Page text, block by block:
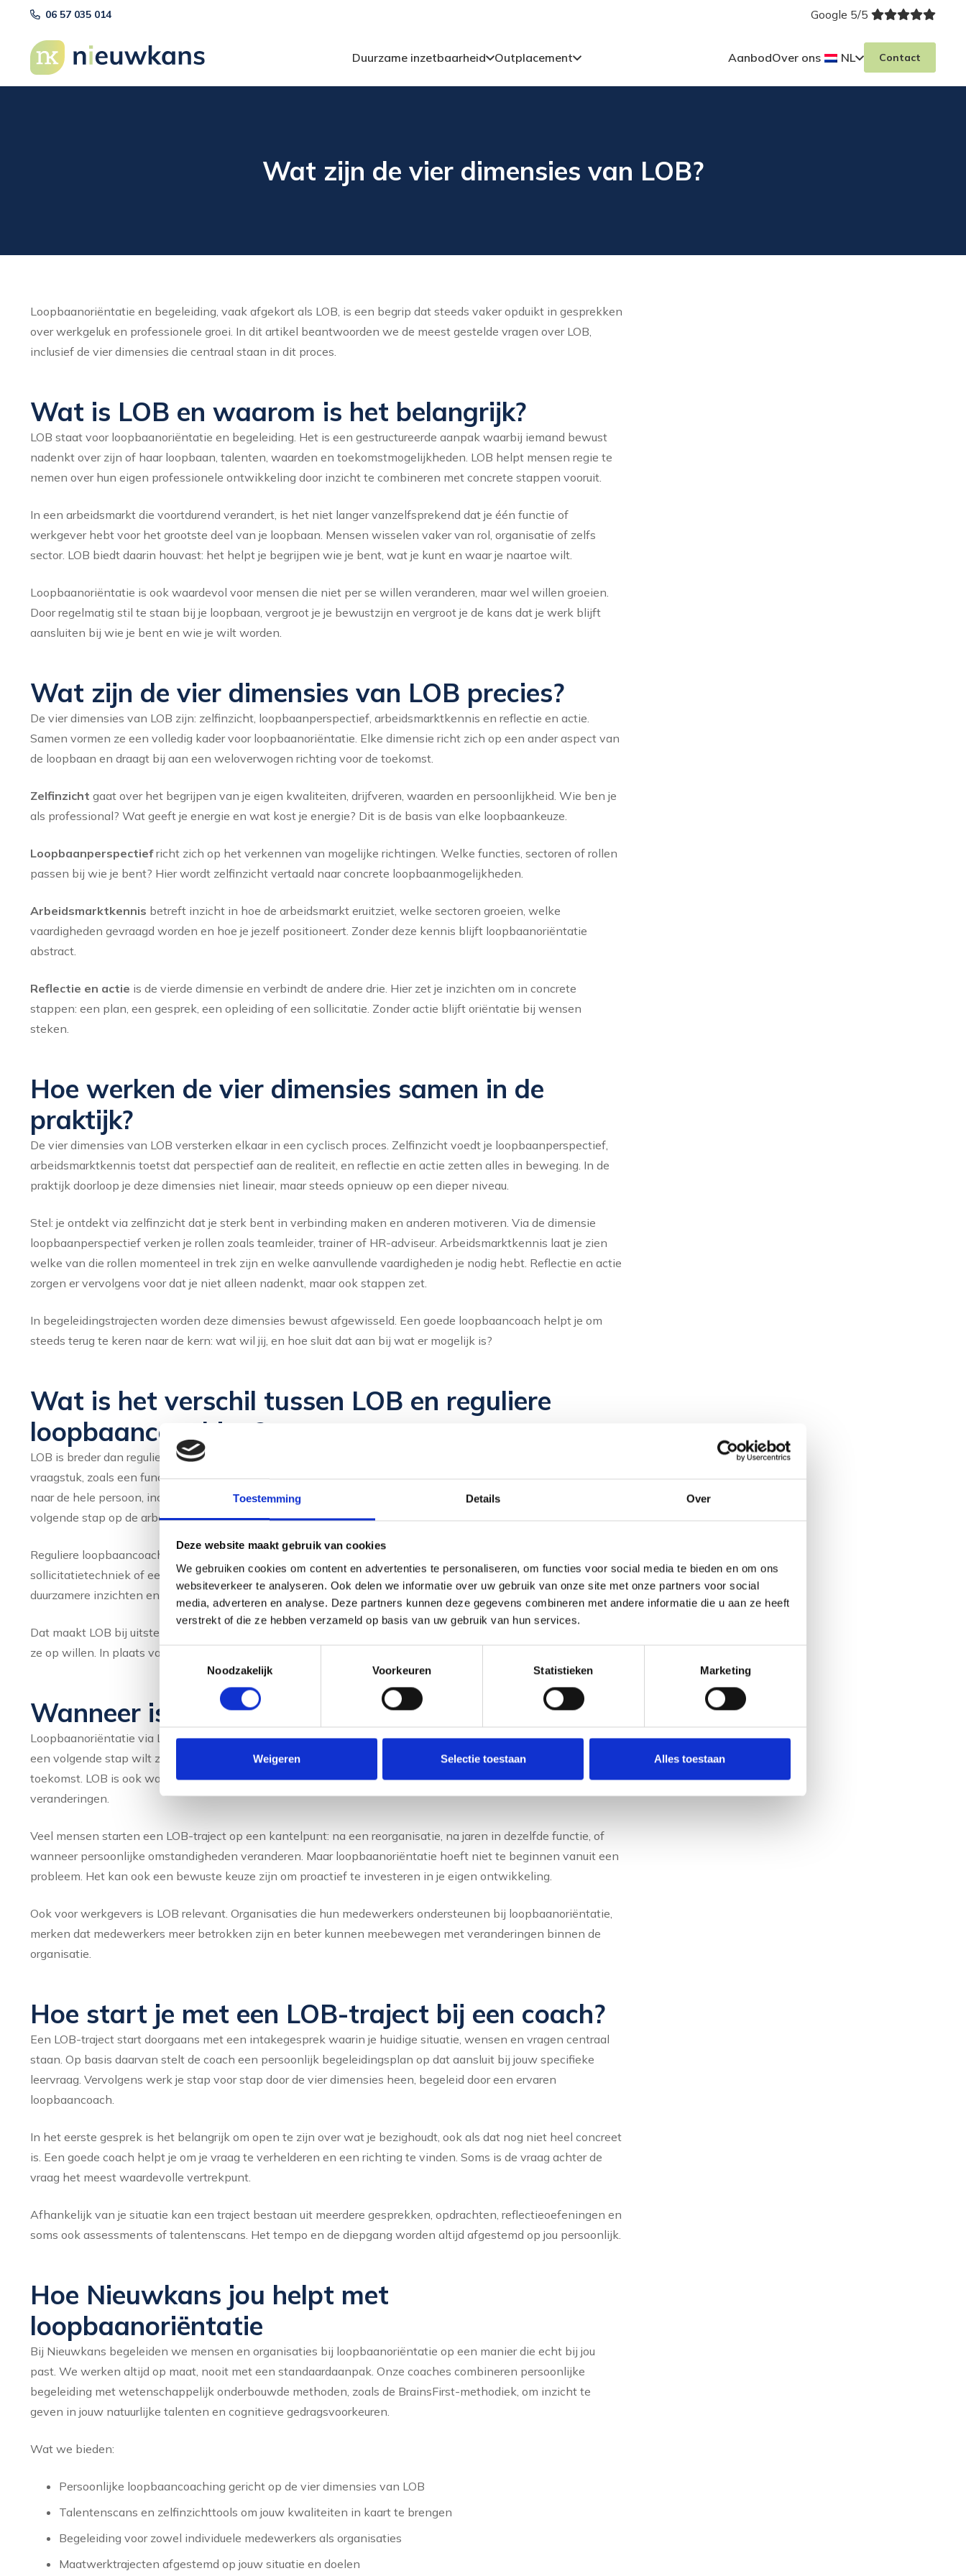
Toestemming Details Over
Deze website maakt gebruik van cookies
We gebruiken cookies om content en advertenties te personaliseren, om functies voor social media te bieden en om ons
websiteverkeer te analyseren. Ook delen we informatie over uw gebruik van onze site met onze partners voor social
media, adverteren en analyse. Deze partners kunnen deze gegevens combineren met andere informatie die u aan ze heeft
verstrekt of die ze hebben verzameld op basis van uw gebruik van hun services.
Toestemmingsselectie
Noodzakelijk
Voorkeuren Statistieken Marketing
Weigeren Selectie toestaan Alles toestaan
06 57 035 014 Google 5/5
Duurzame inzetbaarheid Outplacement AanbodOver ons NL Contact
Wat zijn de vier dimensies van LOB?
Loopbaanoriëntatie en begeleiding, vaak afgekort als LOB, is een begrip dat steeds vaker opduikt in gesprekken
over werkgeluk en professionele groei. In dit artikel beantwoorden we de meest gestelde vragen over LOB,
inclusief de vier dimensies die centraal staan in dit proces.
Wat is LOB en waarom is het belangrijk?
LOB staat voor loopbaanoriëntatie en begeleiding. Het is een gestructureerde aanpak waarbij iemand bewust
nadenkt over zijn of haar loopbaan, talenten, waarden en toekomstmogelijkheden. LOB helpt mensen regie te
nemen over hun eigen professionele ontwikkeling door inzicht te combineren met concrete stappen vooruit.
In een arbeidsmarkt die voortdurend verandert, is het niet langer vanzelfsprekend dat je één functie of
werkgever hebt voor het grootste deel van je loopbaan. Mensen wisselen vaker van rol, organisatie of zelfs
sector. LOB biedt daarin houvast: het helpt je begrijpen wie je bent, wat je kunt en waar je naartoe wilt.
Loopbaanoriëntatie is ook waardevol voor mensen die niet per se willen veranderen, maar wel willen groeien.
Door regelmatig stil te staan bij je loopbaan, vergroot je je bewustzijn en vergroot je de kans dat je werk blijft
aansluiten bij wie je bent en wie je wilt worden.
Wat zijn de vier dimensies van LOB precies?
De vier dimensies van LOB zijn: zelfinzicht, loopbaanperspectief, arbeidsmarktkennis en reflectie en actie.
Samen vormen ze een volledig kader voor loopbaanoriëntatie. Elke dimensie richt zich op een ander aspect van
de loopbaan en draagt bij aan een weloverwogen richting voor de toekomst.
Zelfinzicht gaat over het begrijpen van je eigen kwaliteiten, drijfveren, waarden en persoonlijkheid. Wie ben je
als professional? Wat geeft je energie en wat kost je energie? Dit is de basis van elke loopbaankeuze.
Loopbaanperspectiefricht zich op het verkennen van mogelijke richtingen. Welke functies, sectoren of rollen
passen bij wie je bent? Hier wordt zelfinzicht vertaald naar concrete loopbaanmogelijkheden.
Arbeidsmarktkennis betreft inzicht in hoe de arbeidsmarkt eruitziet, welke sectoren groeien, welke
vaardigheden gevraagd worden en hoe je jezelf positioneert. Zonder deze kennis blijft loopbaanoriëntatie
abstract.
Reflectie en actie is de vierde dimensie en verbindt de andere drie. Hier zet je inzichten om in concrete
stappen: een plan, een gesprek, een opleiding of een sollicitatie. Zonder actie blijft oriëntatie bij wensen
steken.
Hoe werken de vier dimensies samen in de
praktijk?
De vier dimensies van LOB versterken elkaar in een cyclisch proces. Zelfinzicht voedt je loopbaanperspectief,
arbeidsmarktkennis toetst dat perspectief aan de realiteit, en reflectie en actie zetten alles in beweging. In de
praktijk doorloop je deze dimensies niet lineair, maar steeds opnieuw op een dieper niveau.
Stel: je ontdekt via zelfinzicht dat je sterk bent in verbinding maken en anderen motiveren. Via de dimensie
loopbaanperspectief verken je rollen zoals teamleider, trainer of HR-adviseur. Arbeidsmarktkennis laat je zien
welke van die rollen momenteel in trek zijn en welke aanvullende vaardigheden je nodig hebt. Reflectie en actie
zorgen er vervolgens voor dat je niet alleen nadenkt, maar ook stappen zet.
In begeleidingstrajecten worden deze dimensies bewust afgewisseld. Een goede loopbaancoach helpt je om
steeds terug te keren naar de kern: wat wil jij, en hoe sluit dat aan bij wat er mogelijk is?
Wat is het verschil tussen LOB en reguliere
loopbaancoaching?
LOB is breder dan reguliere loopbaancoaching. Waar loopbaancoaching zich vaak richt op een specifiek
vraagstuk, zoals een functiewisseling of sollicitatietraining, omvat LOB een volledig oriëntatieproces. LOB kijkt
naar de hele persoon, inclusief persoonlijke waarden, talenten en levenscontext, en niet alleen naar de
volgende stap op de arbeidsmarkt.
Reguliere loopbaancoaching is vaak gericht op een concreet resultaat op korte termijn: een nieuw cv, een betere
sollicitatietechniek of een beslissing over een aanbod. LOB gaat dieper en vraagt meer tijd, maar leidt ook tot
duurzamere inzichten en keuzes.
Dat maakt LOB bij uitstek geschikt voor mensen die op een kruispunt staan en niet precies weten welke kant
ze op willen. In plaats van snel een richting te kiezen, neem je de tijd om echt te onderzoeken wat bij je past.
Wanneer is loopbaanoriëntatie via LOB zinvol?
Loopbaanoriëntatie via LOB is zinvol wanneer je merkt dat je werk niet meer aansluit bij wie je bent, wanneer je
een volgende stap wilt zetten maar niet weet welke, of wanneer je bewust wilt nadenken over je professionele
toekomst. LOB is ook waardevol als je al tevreden bent, maar wilt groeien of voorbereid wilt zijn op
veranderingen.
Veel mensen starten een LOB-traject op een kantelpunt: na een reorganisatie, na jaren in dezelfde functie, of
wanneer persoonlijke omstandigheden veranderen. Maar loopbaanoriëntatie hoeft niet te beginnen vanuit een
probleem. Het kan ook een bewuste keuze zijn om proactief te investeren in je eigen ontwikkeling.
Ook voor werkgevers is LOB relevant. Organisaties die hun medewerkers ondersteunen bij loopbaanoriëntatie,
merken dat medewerkers meer betrokken zijn en beter kunnen meebewegen met veranderingen binnen de
organisatie.
Hoe start je met een LOB-traject bij een coach?
Een LOB-traject start doorgaans met een intakegesprek waarin je huidige situatie, wensen en vragen centraal
staan. Op basis daarvan stelt de coach een persoonlijk begeleidingsplan op dat aansluit bij jouw specifieke
leervraag. Vervolgens werk je stap voor stap door de vier dimensies heen, begeleid door een ervaren
loopbaancoach.
In het eerste gesprek is het belangrijk om open te zijn over wat je bezighoudt, ook als dat nog niet heel concreet
is. Een goede coach helpt je om je vraag te verhelderen en een richting te vinden. Soms is de vraag achter de
vraag het meest waardevolle vertrekpunt.
Afhankelijk van je situatie kan een traject bestaan uit meerdere gesprekken, opdrachten, reflectieoefeningen en
soms ook assessments of talentenscans. Het tempo en de diepgang worden altijd afgestemd op jou persoonlijk.
Hoe Nieuwkans jou helpt met
loopbaanoriëntatie
Bij Nieuwkans begeleiden we mensen en organisaties bij loopbaanoriëntatie op een manier die echt bij jou
past. We werken altijd op maat, nooit met een standaardaanpak. Onze coaches combineren persoonlijke
begeleiding met wetenschappelijk onderbouwde methoden, zoals de BrainsFirst-methodiek, om inzicht te
geven in jouw natuurlijke talenten en cognitieve gedragsvoorkeuren.
Wat we bieden:
Persoonlijke loopbaancoaching gericht op de vier dimensies van LOB
Talentenscans en zelfinzichttools om jouw kwaliteiten in kaart te brengen
Begeleiding voor zowel individuele medewerkers als organisaties
Maatwerktrajecten afgestemd op jouw situatie en doelen